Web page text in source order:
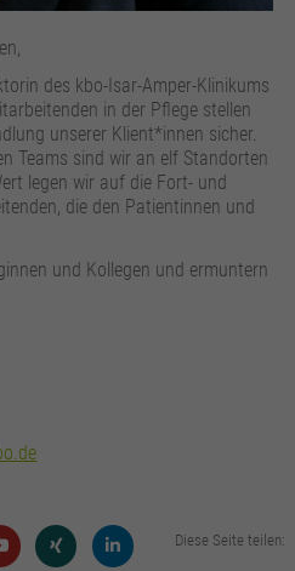
des kbo-Isar-Amper-Klinikums
in der Pflege stellen
unserer Klient*innen sicher.
Teams sind wir an elf Standorten
legen wir auf die Fort- und
die den Patientinnen und
und Kollegen und ermuntern
Diese Seite teilen: